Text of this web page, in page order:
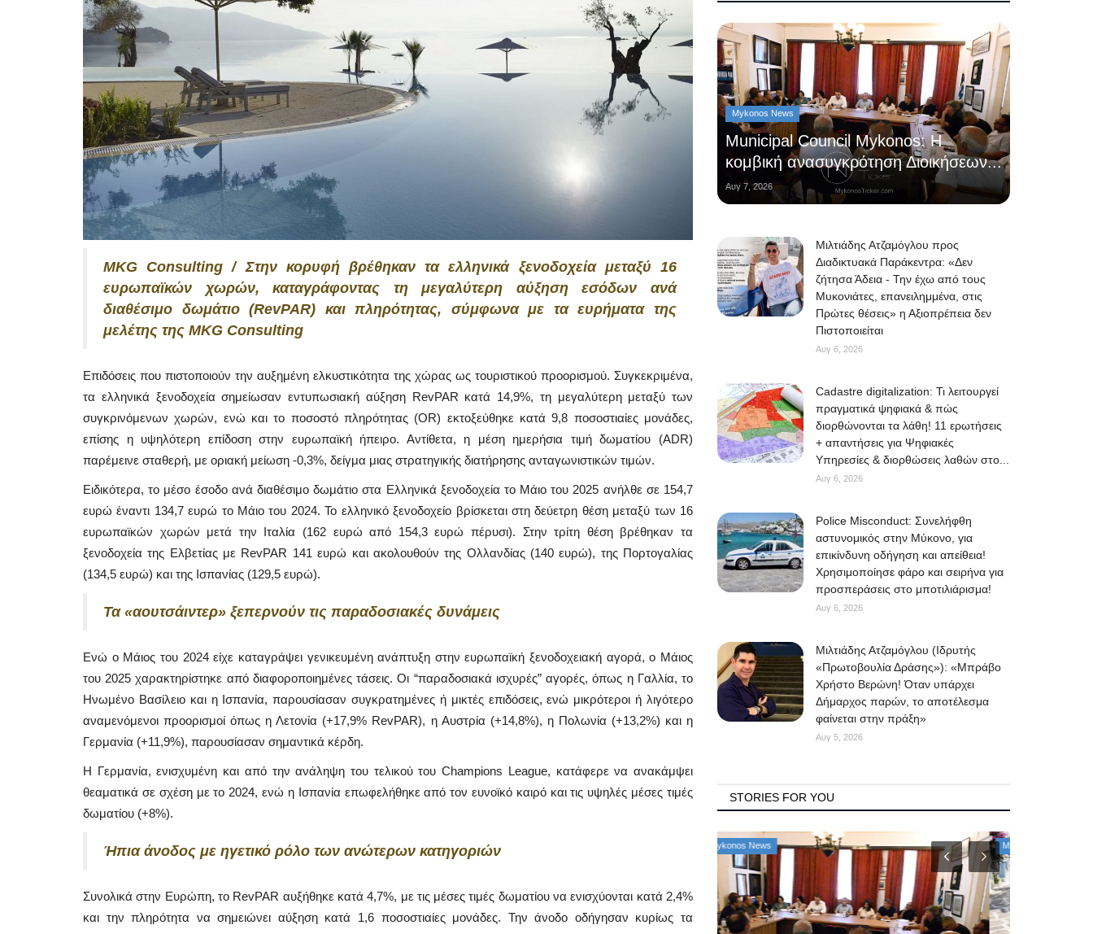
MKG Consulting / Στην κορυφή βρέθηκαν τα ελληνικά ξενοδοχεία μεταξύ 16
ευρωπαϊκών χωρών, καταγράφοντας τη μεγαλύτερη αύξηση εσόδων ανά
διαθέσιμο δωμάτιο (RevPAR) και πληρότητας, σύμφωνα με τα ευρήματα της
μελέτης της MKG Consulting
Επιδόσεις που πιστοποιούν την αυξημένη ελκυστικότητα της χώρας ως τουριστικού προορισμού. Συγκεκριμένα,
τα ελληνικά ξενοδοχεία σημείωσαν εντυπωσιακή αύξηση RevPAR κατά 14,9%, τη μεγαλύτερη μεταξύ των
συγκρινόμενων χωρών, ενώ και το ποσοστό πληρότητας (OR) εκτοξεύθηκε κατά 9,8 ποσοστιαίες μονάδες,
επίσης η υψηλότερη επίδοση στην ευρωπαϊκή ήπειρο. Αντίθετα, η μέση ημερήσια τιμή δωματίου (ADR)
παρέμεινε σταθερή, με οριακή μείωση -0,3%, δείγμα μιας στρατηγικής διατήρησης ανταγωνιστικών τιμών.
Ειδικότερα, το μέσο έσοδο ανά διαθέσιμο δωμάτιο στα Ελληνικά ξενοδοχεία το Μάιο του 2025 ανήλθε σε 154,7
ευρώ έναντι 134,7 ευρώ το Μάιο του 2024. Το ελληνικό ξενοδοχείο βρίσκεται στη δεύετρη θέση μεταξύ των 16
ευρωπαϊκών χωρών μετά την Ιταλία (162 ευρώ από 154,3 ευρώ πέρυσι). Στην τρίτη θέση βρέθηκαν τα
ξενοδοχεία της Ελβετίας με RevPAR 141 ευρώ και ακολουθούν της Ολλανδίας (140 ευρώ), της Πορτογαλίας
(134,5 ευρώ) και της Ισπανίας (129,5 ευρώ).
Τα «αουτσάιντερ» ξεπερνούν τις παραδοσιακές δυνάμεις
Ενώ ο Μάιος του 2024 είχε καταγράψει γενικευμένη ανάπτυξη στην ευρωπαϊκή ξενοδοχειακή αγορά, ο Μάιος
του 2025 χαρακτηρίστηκε από διαφοροποιημένες τάσεις. Οι “παραδοσιακά ισχυρές” αγορές, όπως η Γαλλία, το
Ηνωμένο Βασίλειο και η Ισπανία, παρουσίασαν συγκρατημένες ή μικτές επιδόσεις, ενώ μικρότεροι ή λιγότερο
αναμενόμενοι προορισμοί όπως η Λετονία (+17,9% RevPAR), η Αυστρία (+14,8%), η Πολωνία (+13,2%) και η
Γερμανία (+11,9%), παρουσίασαν σημαντικά κέρδη.
Η Γερμανία, ενισχυμένη και από την ανάληψη του τελικού του Champions League, κατάφερε να ανακάμψει
θεαματικά σε σχέση με το 2024, ενώ η Ισπανία επωφελήθηκε από τον ευνοϊκό καιρό και τις υψηλές μέσες τιμές
δωματίου (+8%).
Ήπια άνοδος με ηγετικό ρόλο των ανώτερων κατηγοριών
Συνολικά στην Ευρώπη, το RevPAR αυξήθηκε κατά 4,7%, με τις μέσες τιμές δωματίου να ενισχύονται κατά 2,4%
και την πληρότητα να σημειώνει αύξηση κατά 1,6 ποσοστιαίες μονάδες. Την άνοδο οδήγησαν κυρίως τα
Mykonos News
Municipal Council Mykonos: Η
κομβική ανασυγκρότηση Διοικήσεων...
Αυγ 7, 2026
Μιλτιάδης Ατζαμόγλου προς
Διαδικτυακά Παράκεντρα: «Δεν
ζήτησα Άδεια - Την έχω από τους
Μυκονιάτες, επανειλημμένα, στις
Πρώτες θέσεις» η Αξιοπρέπεια δεν
Πιστοποιείται
Αυγ 6, 2026
Cadastre digitalization: Τι λειτουργεί
πραγματικά ψηφιακά & πώς
διορθώνονται τα λάθη! 11 ερωτήσεις
+ απαντήσεις για Ψηφιακές
Υπηρεσίες & διορθώσεις λαθών στο...
Αυγ 6, 2026
Police Misconduct: Συνελήφθη
αστυνομικός στην Μύκονο, για
επικίνδυνη οδήγηση και απείθεια!
Χρησιμοποίησε φάρο και σειρήνα για
προσπεράσεις στο μποτιλιάρισμα!
Αυγ 6, 2026
Μιλτιάδης Ατζαμόγλου (Ιδρυτής
«Πρωτοβουλία Δράσης»): «Μπράβο
Χρήστο Βερώνη! Όταν υπάρχει
Δήμαρχος παρών, το αποτέλεσμα
φαίνεται στην πράξη»
Αυγ 5, 2026
STORIES FOR YOU
Mykonos Δ.Ε.Υ.Α. Μυκόνου Mykonos News Mykonos News